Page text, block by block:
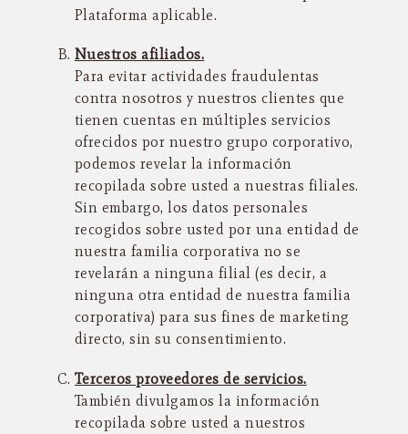
Plataforma aplicable.
Nuestros afiliados.
Para evitar actividades fraudulentas
contra nosotros y nuestros clientes que
tienen cuentas en múltiples servicios
ofrecidos por nuestro grupo corporativo,
podemos revelar la información
recopilada sobre usted a nuestras filiales.
Sin embargo, los datos personales
recogidos sobre usted por una entidad de
nuestra familia corporativa no se
revelarán a ninguna filial (es decir, a
ninguna otra entidad de nuestra familia
corporativa) para sus fines de marketing
directo, sin su consentimiento.
Terceros proveedores de servicios.
También divulgamos la información
recopilada sobre usted a nuestros